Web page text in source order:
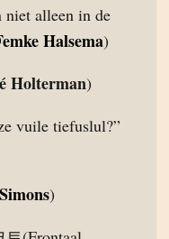
niet alleen in de
Halsema)
Holterman)
vuile tiefuslul?”
)